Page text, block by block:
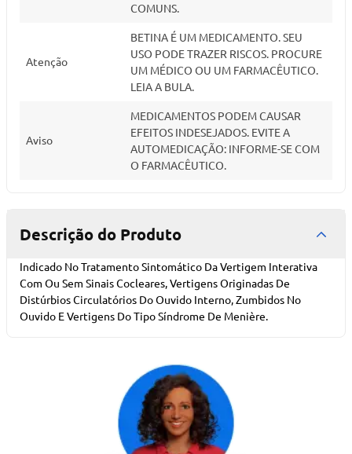
COMUNS.
Atenção
BETINA É UM MEDICAMENTO. SEU
USO PODE TRAZER RISCOS. PROCURE
UM MÉDICO OU UM FARMACÊUTICO.
LEIA A BULA.
Aviso
MEDICAMENTOS PODEM CAUSAR
EFEITOS INDESEJADOS. EVITE A
AUTOMEDICAÇÃO: INFORME-SE COM
O FARMACÊUTICO.
Descrição do Produto
Indicado No Tratamento Sintomático Da Vertigem Interativa
Com Ou Sem Sinais Cocleares, Vertigens Originadas De
Distúrbios Circulatórios Do Ouvido Interno, Zumbidos No
Ouvido E Vertigens Do Tipo Síndrome De Menière.